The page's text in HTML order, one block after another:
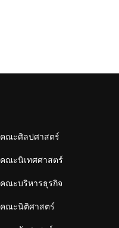
คณะศิลปศาสตร์
คณะนิเทศศาสตร์
คณะบริหารธุรกิจ
คณะนิติศาสตร์